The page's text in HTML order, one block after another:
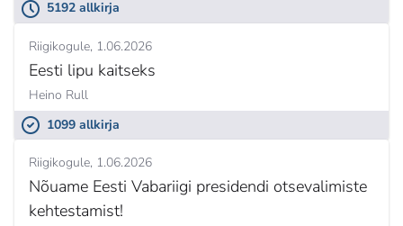
5192 allkirja
Riigikogule 1.06.2026
Eesti lipu kaitseks
Heino Rull
1099 allkirja
Riigikogule 1.06.2026
Nõuame Eesti Vabariigi presidendi otsevalimiste
kehtestamist!